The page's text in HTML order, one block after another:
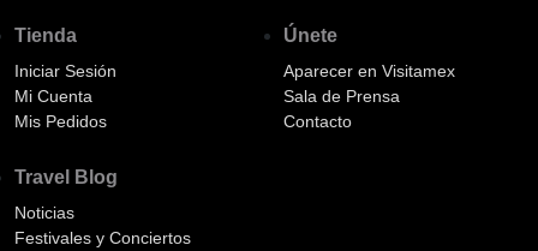
Tienda
Iniciar Sesión
Mi Cuenta
Mis Pedidos
Únete
Aparecer en Visitamex
Sala de Prensa
Contacto
Travel Blog
Noticias
Festivales y Conciertos